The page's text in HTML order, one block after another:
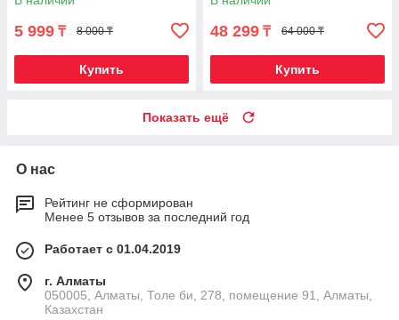
5 999 ₸ 8 000 ₸
Купить
48 299 ₸ 64 000 ₸
Купить
Показать ещё
О нас
Рейтинг не сформирован
Менее 5 отзывов за последний год
Работает с 01.04.2019
г. Алматы
050005, Алматы, Толе би, 278, помещение 91, Алматы,
Казахстан